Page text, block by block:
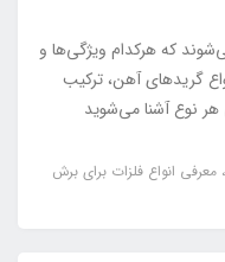
که هرکدام ویژگی‌ها و
گریدهای آهن، ترکیب
نوع آشنا می‌شوید
معرفی انواع فلزات برای برش